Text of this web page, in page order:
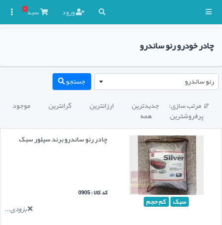
ورود سبد۰
چادر خودرو رنو ساندرو
رنو ساندرو جستجو
 مرتب سازی: جدیدترین ارزانترین گرانترین موجود
پرفروشترین همه
سبک کم حجم
چادر رنو ساندرو برند سیلور سبک
کد کالا : 0905
بزودی...